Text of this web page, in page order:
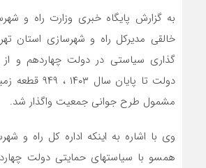
به گزارش پایگاه خبری وزارت راه و
خالقی مدیرکل راه و شهرسازی استان
گذاری سیاستی در دولت چهاردهم و از
مشمول طرح جوانی جمعیت واگذار شد.
وی با اشاره به اینکه اداره کل راه و
همسو با سیاستهای حمایتی دولت